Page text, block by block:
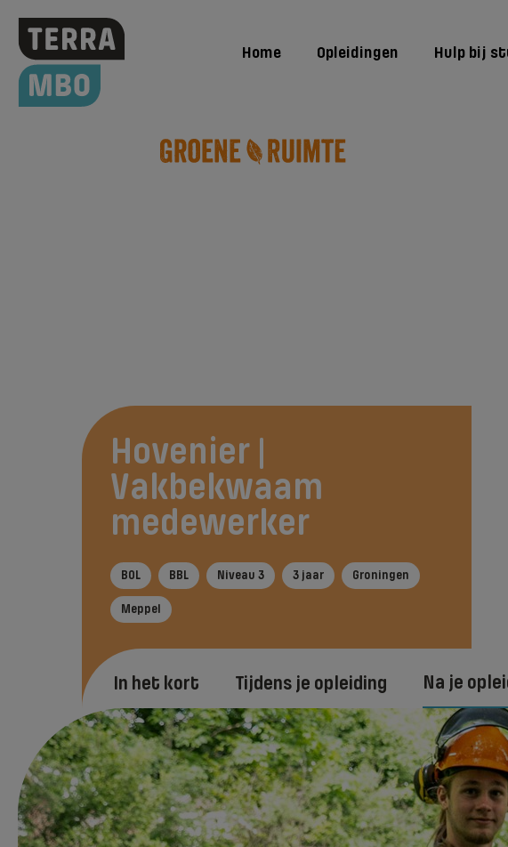
Home Opleidingen Hulp bij
Hovenier |
Vakbekwaam
medewerker
BOL BBL Niveau 3 3 jaar Groningen
Meppel
In het kort Tijdens je opleiding Na je
De kans op een baan als